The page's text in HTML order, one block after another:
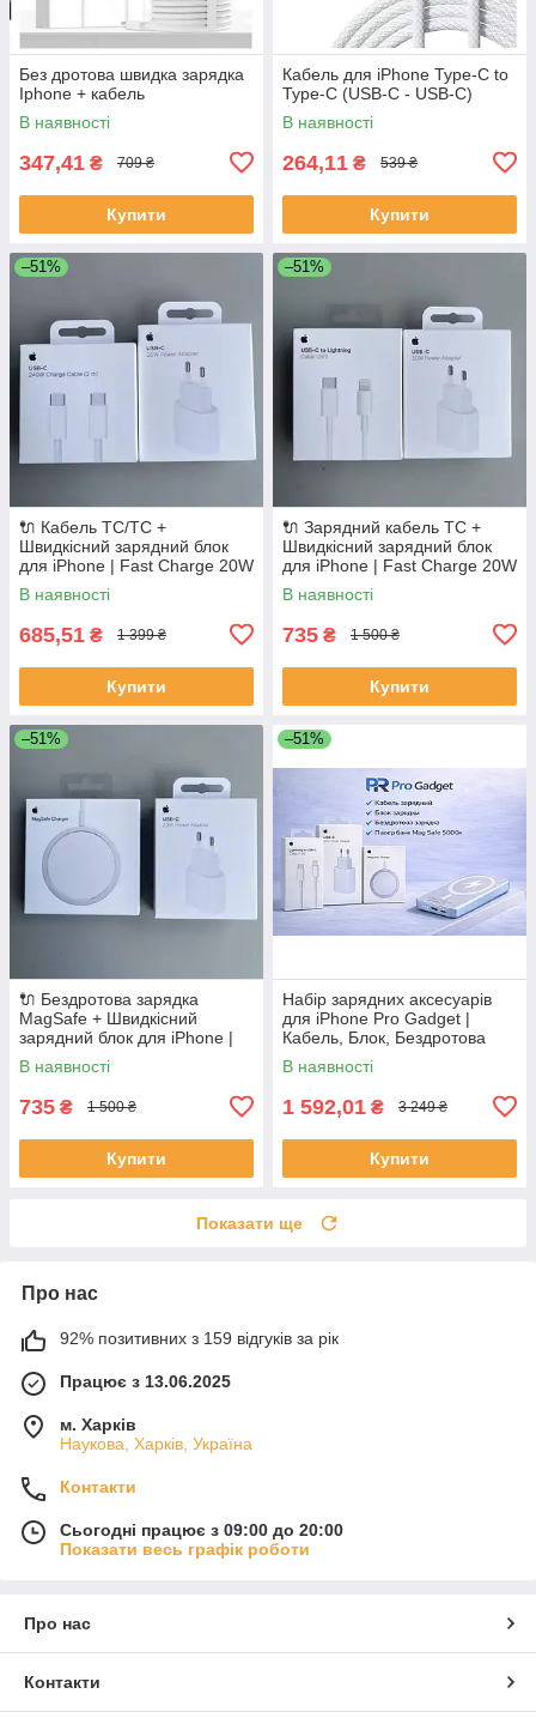
Без дротова швидка зарядка
Iphone + кабель
В наявності
347,41 ₴ 709 ₴
Купити
Кабель для iPhone Type-C to
Type-C (USB-C - USB-C)
В наявності
264,11 ₴ 539 ₴
Купити
–51%
🔌 Кабель ТС/ТС +
Швидкісний зарядний блок
для iPhone | Fast Charge 20W
В наявності
685,51 ₴ 1 399 ₴
Купити
–51%
🔌 Зарядний кабель ТС +
Швидкісний зарядний блок
для iPhone | Fast Charge 20W
В наявності
735 ₴ 1 500 ₴
Купити
–51%
🔌 Бездротова зарядка
MagSafe + Швидкісний
зарядний блок для iPhone |
Fast Charge
В наявності
735 ₴ 1 500 ₴
Купити
–51%
Набір зарядних аксесуарів
для iPhone Pro Gadget |
Кабель, Блок, Бездротова
зарядка, Power Bank
MagSafe 5000 mAh
В наявності
1 592,01 ₴ 3 249 ₴
Купити
Показати ще
Про нас
92% позитивних з 159 відгуків за рік
Працює з 13.06.2025
м. Харків
Наукова, Харків, Україна
Контакти
Сьогодні працює з 09:00 до 20:00
Показати весь графік роботи
Про нас
Контакти